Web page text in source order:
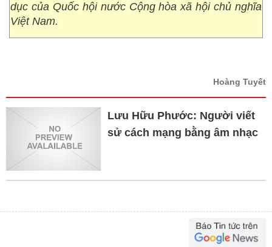
dục của Quốc hội nước Cộng hòa xã hội chủ nghĩa
Việt Nam.
Hoàng Tuyết
Lưu Hữu Phước: Người viết
sử cách mạng bằng âm nhạc